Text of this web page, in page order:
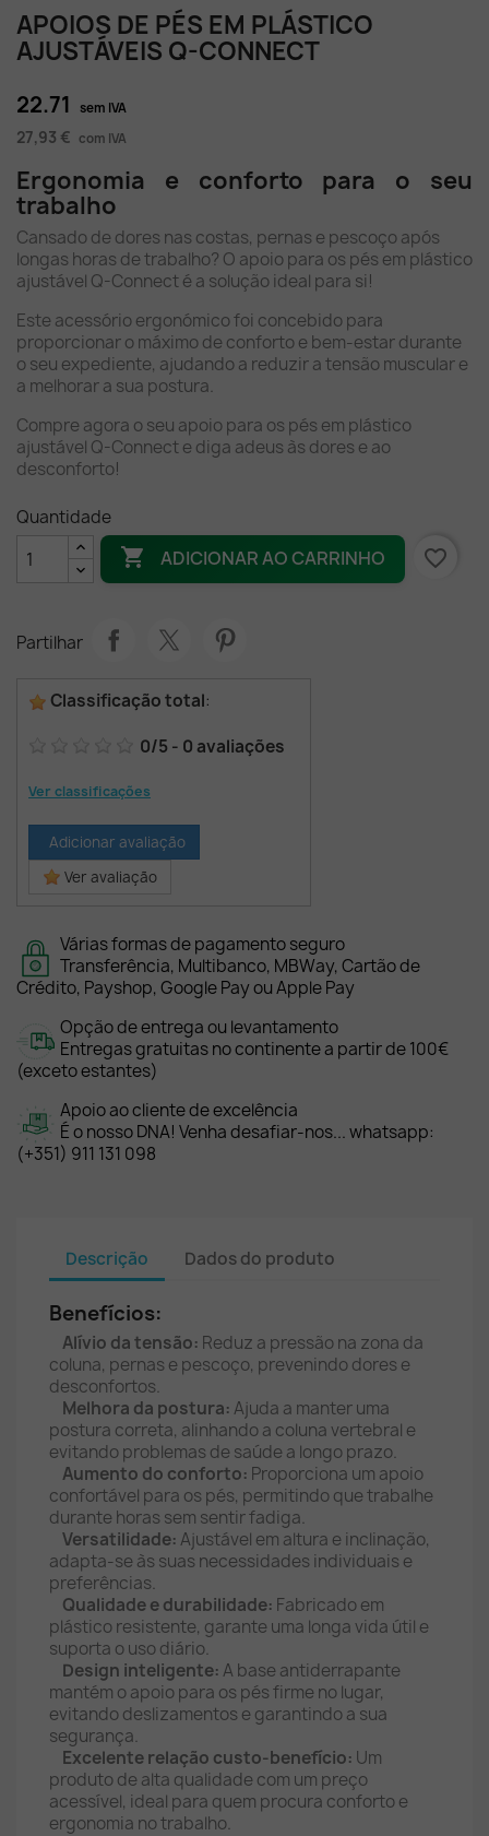
APOIOS DE PÉS EM PLÁSTICO
AJUSTÁVEIS Q-CONNECT
22.71 sem IVA
27,93 € com IVA
Ergonomia e conforto para o seu
trabalho
Cansado de dores nas costas, pernas e pescoço após
longas horas de trabalho? O apoio para os pés em plástico
ajustável Q-Connect é a solução ideal para si!
Este acessório ergonómico foi concebido para
proporcionar o máximo de conforto e bem-estar durante
o seu expediente, ajudando a reduzir a tensão muscular e
a melhorar a sua postura.
Compre agora o seu apoio para os pés em plástico
ajustável Q-Connect e diga adeus às dores e ao
desconforto!
Quantidade
 ADICIONAR AO CARRINHO favorite_border
Partilhar
Classificação total:
0/5 - 0 avaliações
Ver classificações
Adicionar avaliação
Ver avaliação
Várias formas de pagamento seguro
Transferência, Multibanco, MBWay, Cartão de
Crédito, Payshop, Google Pay ou Apple Pay
Opção de entrega ou levantamento
Entregas gratuitas no continente a partir de 100€
(exceto estantes)
Apoio ao cliente de excelência
É o nosso DNA! Venha desafiar-nos... whatsapp:
(+351) 911 131 098
Descrição Dados do produto
Benefícios:
Alívio da tensão: Reduz a pressão na zona da
coluna, pernas e pescoço, prevenindo dores e
desconfortos.
Melhora da postura:Ajuda a manter uma
postura correta, alinhando a coluna vertebral e
evitando problemas de saúde a longo prazo.
Aumento do conforto: Proporciona um apoio
confortável para os pés, permitindo que trabalhe
durante horas sem sentir fadiga.
Versatilidade:Ajustável em altura e inclinação,
adapta-se às suas necessidades individuais e
preferências.
Qualidade e durabilidade: Fabricado em
plástico resistente, garante uma longa vida útil e
suporta o uso diário.
Design inteligente:A base antiderrapante
mantém o apoio para os pés firme no lugar,
evitando deslizamentos e garantindo a sua
segurança.
Excelente relação custo-benefício: Um
produto de alta qualidade com um preço
acessível, ideal para quem procura conforto e
ergonomia no trabalho.